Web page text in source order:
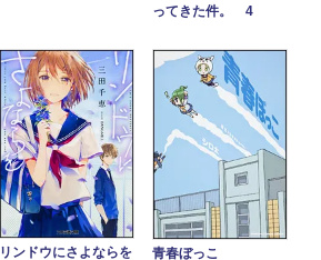
ってきた件。 4
リンドウにさよならを
青春ぼっこ